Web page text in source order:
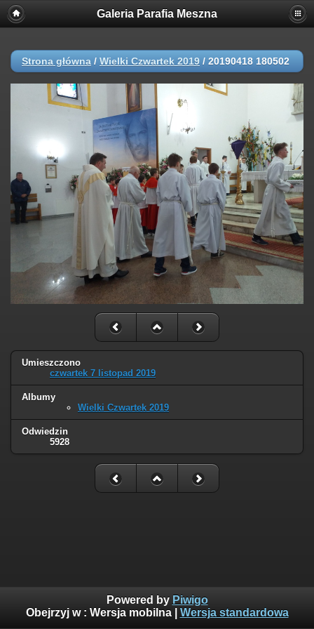
Galeria Parafia Meszna
Strona główna / Wielki Czwartek 2019 / 20190418 180502
Umieszczono
czwartek 7 listopad 2019
Albumy
Wielki Czwartek 2019
Odwiedzin
5928
Powered by Piwigo
Obejrzyj w : Wersja mobilna| Wersja standardowa